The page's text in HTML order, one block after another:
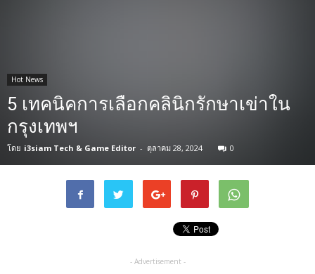
Hot News
5 เทคนิคการเลือกคลินิกรักษาเข่าใน
กรุงเทพฯ
โดย i3siam Tech & Game Editor - ตุลาคม 28, 2024 0
- Advertisement -